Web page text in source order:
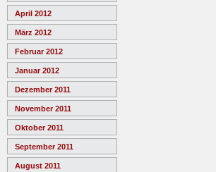
April 2012
März 2012
Februar 2012
Januar 2012
Dezember 2011
November 2011
Oktober 2011
September 2011
August 2011